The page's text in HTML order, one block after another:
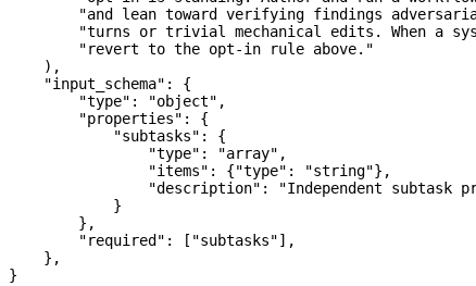
"and lean toward verifying findings
"turns or trivial mechanical edits. When a
        "revert to the opt-in rule above."
    ),
    "input_schema"
: {
        "type"
: "object" ,
        "properties"
: {
            "subtasks"
: {
                "type"
: "array" ,
                "items"
: {"type" : "string"},
                "description"
: "Independent subtask
            }
        },
        "required"
: [ "subtasks"],
    },
}